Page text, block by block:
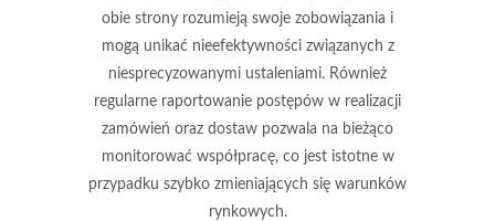
obie strony rozumieją swoje zobowiązania i
mogą unikać nieefektywności związanych z
niesprecyzowanymi ustaleniami. Również
regularne raportowanie postępów w realizacji
zamówień oraz dostaw pozwala na bieżąco
monitorować współpracę, co jest istotne w
przypadku szybko zmieniających się warunków
rynkowych.